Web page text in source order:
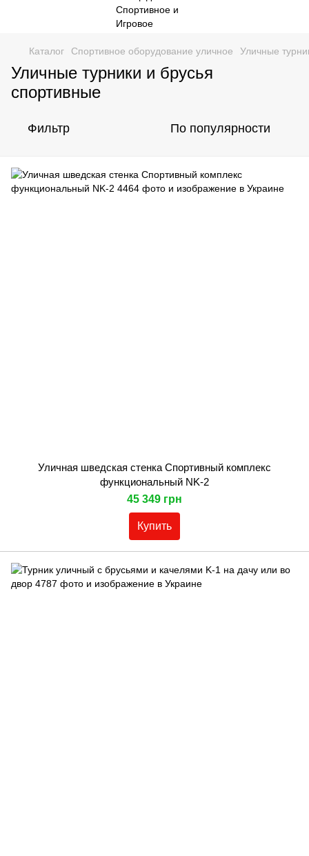
Каталог Спортивное оборудование уличное Уличные
Уличные турники и брусья
спортивные
Фильтр По популярности
Уличная шведская стенка Спортивный комплекс
функциональный NK-2
45 349 грн
Купить